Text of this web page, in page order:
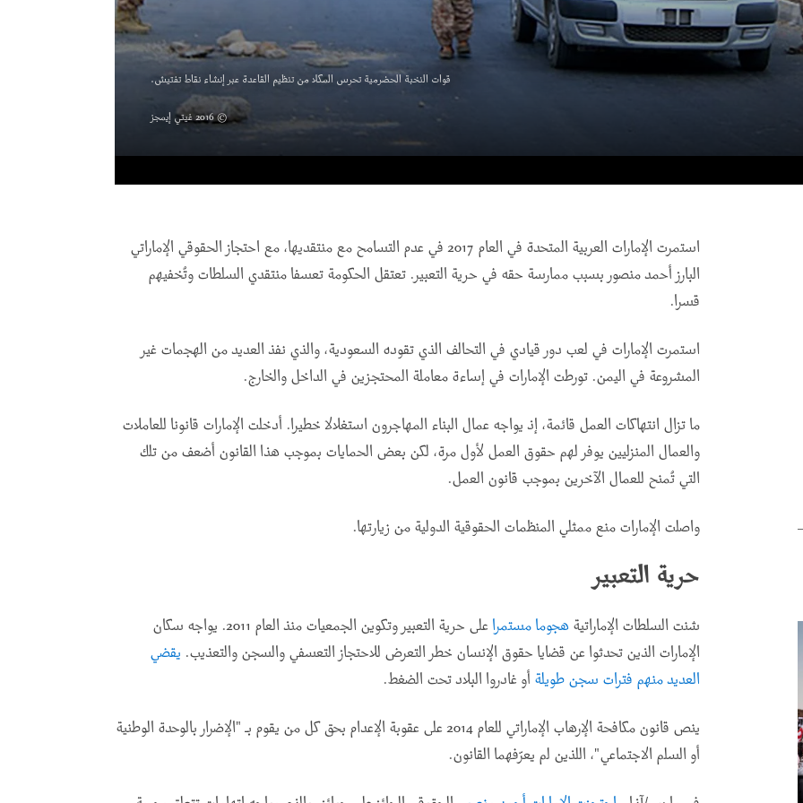
قوات النخبة الحضرمية تحرس المكلا من تنظيم القاعدة عبر إنشاء نقاط تفتيش.
© 2016 غيتي إيمجز
استمرت الإمارات العربية المتحدة في العام 2017 في عدم التسامح مع منتقديها، مع احتجاز الحقوقي الإماراتي
البارز أحمد منصور بسبب ممارسة حقه في حرية التعبير. تعتقل الحكومة تعسفا منتقدي السلطات وتُخفيهم
قسرا.
استمرت الإمارات في لعب دور قيادي في التحالف الذي تقوده السعودية، والذي نفذ العديد من الهجمات غير
المشروعة في اليمن. تورطت الإمارات في إساءة معاملة المحتجزين في الداخل والخارج.
ما تزال انتهاكات العمل قائمة، إذ يواجه عمال البناء المهاجرون استغلالا خطيرا. أدخلت الإمارات قانونا للعاملات
والعمال المنزليين يوفر لهم حقوق العمل لأول مرة، لكن بعض الحمايات بموجب هذا القانون أضعف من تلك
التي تُمنح للعمال الآخرين بموجب قانون العمل.
واصلت الإمارات منع ممثلي المنظمات الحقوقية الدولية من زيارتها.
حرية التعبير
شنت السلطات الإماراتيةهجوما مستمرا
على حرية التعبير وتكوين الجمعيات منذ العام 2011. يواجه سكان
الإمارات الذين تحدثوا عن قضايا حقوق الإنسان خطر التعرض للاحتجاز التعسفي والسجن والتعذيب. يقضي
العديد منهم فترات سجن طويلةأو غادروا البلاد تحت الضغط.
ينص قانون مكافحة الإرهاب الإماراتي للعام 2014 على عقوبة الإعدام بحق كل من يقوم بـ "الإضرار بالوحدة الوطنية
أو السلم الاجتماعي"، اللذين لم يعرّفهما القانون.